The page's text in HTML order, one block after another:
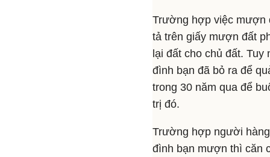
Trường hợp việc mượn
tả trên giấy mượn đất
lại đất cho chủ đất.
đình bạn đã bỏ ra để
trong 30 năm qua để
trị đó.
Trường hợp người
đình bạn mượn thì căn